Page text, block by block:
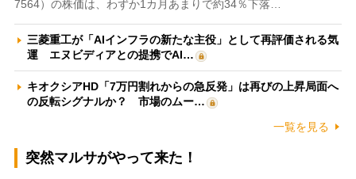
7564）の株価は、わずか1カ月あまりで約34％下落…
三菱重工が「AIインフラの新たな主役」として再評価される気
運 エヌビディアとの提携でAI…
キオクシアHD「7万円割れからの急反発」は再びの上昇局面へ
の反転シグナルか？ 市場のムー…
一覧を見る
突然マルサがやって来た！